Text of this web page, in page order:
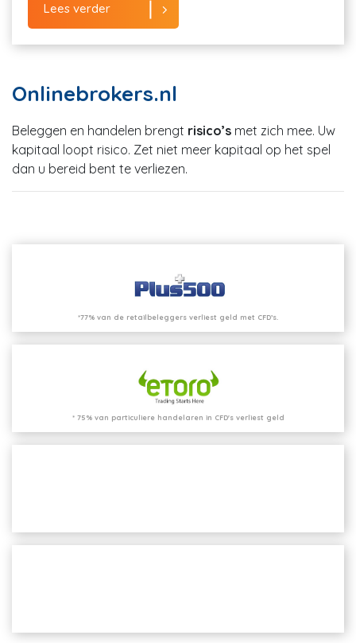
Lees verder
Onlinebrokers.nl
Beleggen en handelen brengt risico’s met zich mee. Uw
kapitaal loopt risico. Zet niet meer kapitaal op het spel
dan u bereid bent te verliezen.
*77% van de retailbeleggers verliest geld met CFD’s.
* 75% van particuliere handelaren in CFD's verliest geld